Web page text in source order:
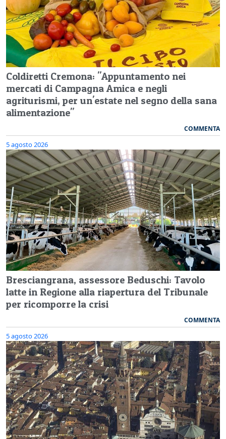
Coldiretti Cremona: "Appuntamento nei
mercati di Campagna Amica e negli
agriturismi, per un'estate nel segno della sana
alimentazione"
COMMENTA
5 agosto 2026
Bresciangrana, assessore Beduschi: Tavolo
latte in Regione alla riapertura del Tribunale
per ricomporre la crisi
COMMENTA
5 agosto 2026